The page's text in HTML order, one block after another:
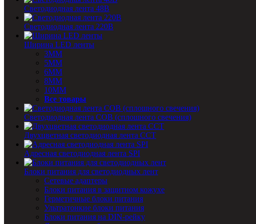
Светодиодная лента 48В
Светодиодная лента 220В
Ширина LED ленты
3ММ
5MM
6MM
8MM
10MM
Все товары
Светодиодная лента COB (сплошного свечения)
Двухцветная светодиодная лента CCT
Адресная светодиодная лента SPI
Блоки питания для светодиодных лент
Сетевые адаптеры
Блоки питания в защитном кожухе
Герметичные блоки питания
Ультратонкие блоки питания
Блоки питания на DIN-рейку